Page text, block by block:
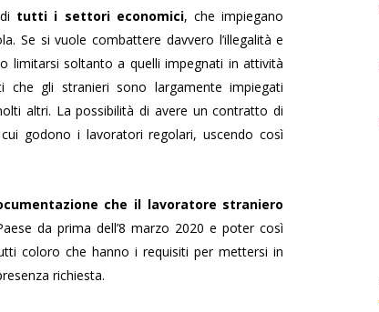
tutti i settori economici, che impiegano
Se si vuole combattere davvero l’illegalità e
limitarsi soltanto a quelli impegnati in attività
gli stranieri sono largamente impiegati
altri. La possibilità di avere un contratto di
godono i lavoratori regolari, uscendo così
che il lavoratore straniero
da prima dell’8 marzo 2020 e poter così
coloro che hanno i requisiti per mettersi in
richiesta.